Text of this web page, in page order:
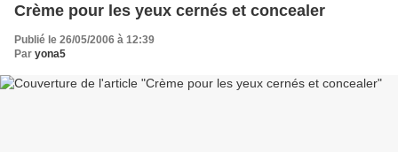
Crème pour les yeux cernés et concealer
Publié le 26/05/2006 à 12:39
Par yona5